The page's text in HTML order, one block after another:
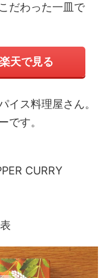
だわった一皿で
天で見る
イス料理屋さん。
です。
CURRY